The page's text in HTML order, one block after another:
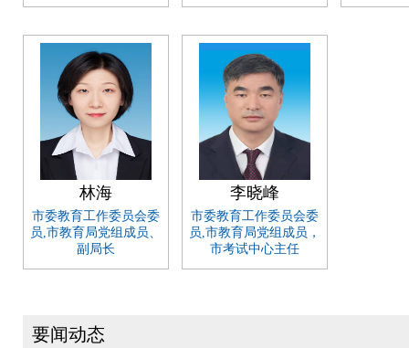
林海
市委教育工作委员会委
员,市教育局党组成员、
副局长
李晓峰
市委教育工作委员会委
员,市教育局党组成员，
市考试中心主任
要闻动态